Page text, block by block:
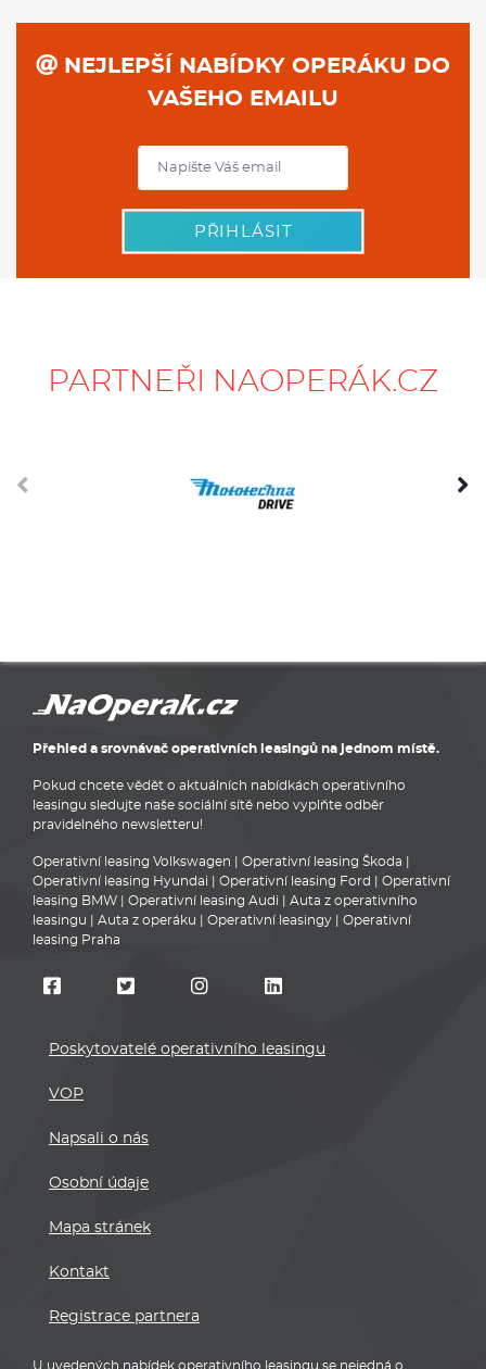
NEJLEPŠÍ NABÍDKY OPERÁKU DO
VAŠEHO EMAILU
PŘIHLÁSIT
PARTNEŘI NAOPERÁK.CZ
Přehled a srovnávač operativních leasingů na jednom místě.
Pokud chcete vědět o aktuálních nabídkách operativního
leasingu sledujte naše sociální sítě nebo vyplňte odběr
pravidelného newsletteru!
Operativní leasing Volkswagen Operativní leasing Škoda
Operativní leasing Hyundai
Operativní leasing Ford
Operativní
leasing BMW
Operativní leasing Audi
Auta z operativního
leasingu
Auta z operáku Operativní leasingy
Operativní
leasing Praha
Poskytovatelé operativního leasingu
VOP
Napsali o nás
Osobní údaje
Mapa stránek
Kontakt
Registrace partnera
U uvedených nabídek operativního leasingu se nejedná o